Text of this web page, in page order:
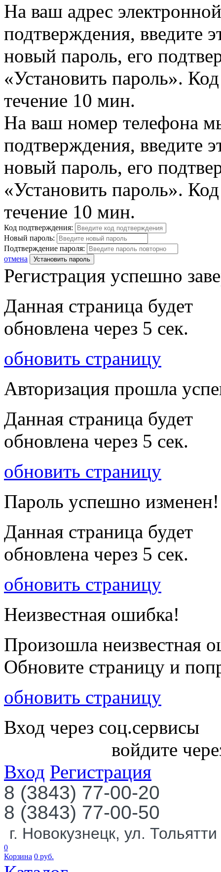
На ваш адрес
подтверждения, введите
новый пароль, его
«Установить пароль».
течение 10 мин.
На ваш номер телефона
подтверждения, введите
новый пароль, его
«Установить пароль».
течение 10 мин.
Код подтверждения:
Новый пароль:
Подтверждение пароля:
отмена
Установить пароль
Регистрация успешно
Данная страница будет
обновлена через 5 сек.
обновить страницу
Авторизация прошла
Данная страница будет
обновлена через 5 сек.
обновить страницу
Пароль успешно изменен!
Данная страница будет
обновлена через 5 сек.
обновить страницу
Неизвестная ошибка!
Произошла неизвестная
Обновите страницу и
обновить страницу
Вход через соц.сервисы
войдите
Вход Регистрация
8 (3843) 77-00-20
8 (3843) 77-00-50
г. Новокузнецк, ул.
0
Корзина 0 руб.